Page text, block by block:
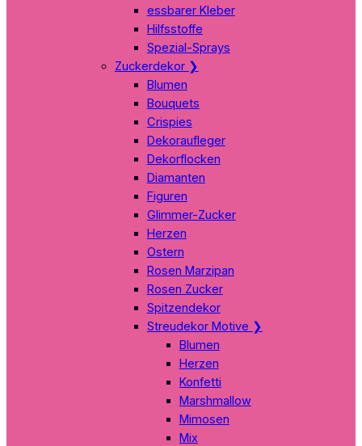
essbarer Kleber
Hilfsstoffe
Spezial-Sprays
Zuckerdekor ❯
Blumen
Bouquets
Crispies
Dekoraufleger
Dekorflocken
Diamanten
Figuren
Glimmer-Zucker
Herzen
Ostern
Rosen Marzipan
Rosen Zucker
Spitzendekor
Streudekor Motive ❯
Blumen
Herzen
Konfetti
Marshmallow
Mimosen
Mix